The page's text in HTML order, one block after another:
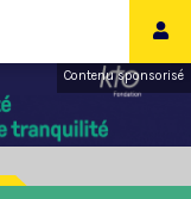
Contenu sponsorisé